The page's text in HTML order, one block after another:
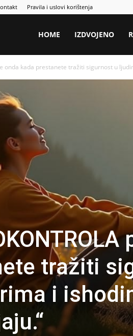
Pravila i uslovi korištenja
HOME IZDVOJENO
onda kada prestanete tražiti sigurnost u
tražiti
i